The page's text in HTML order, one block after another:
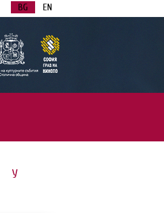
BG EN
У